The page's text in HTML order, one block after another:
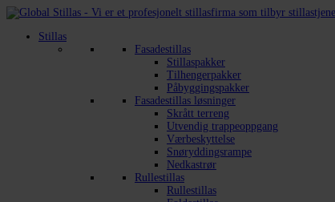
Stillas
Fasadestillas
Stillaspakker
Tilhengerpakker
Påbyggingspakker
Fasadestillas løsninger
Skrått terreng
Utvendig trappeoppgang
Værbeskyttelse
Snøryddingsrampe
Nedkastrør
Rullestillas
Rullestillas